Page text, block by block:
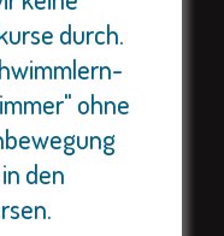
Plätze für
(Reiten
Interesse
durch.
ohne
den